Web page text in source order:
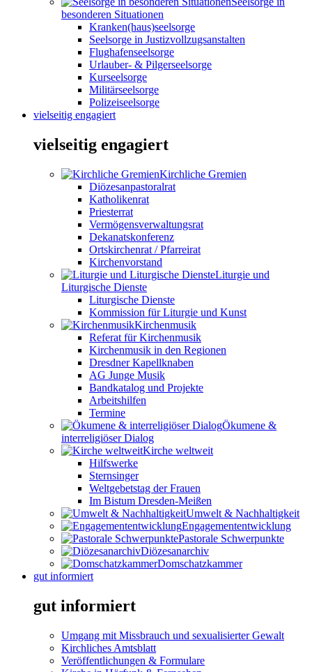
besonderen Situationen
Kranken(haus)seelsorge
Seelsorge in Justizvollzugsanstalten
Flughafenseelsorge
Urlauber- & Pilgerseelsorge
Kurseelsorge
Militärseelsorge
Polizeiseelsorge
vielseitig engagiert
vielseitig engagiert
Kirchliche Gremien
Diözesanpastoralrat
Katholikenrat
Priesterrat
Vermögensverwaltungsrat
Dekanatskonferenz
Ortskirchenrat / Pfarreirat
Kirchenvorstand
Liturgie und
Liturgische Dienste
Liturgische Dienste
Kommission für Liturgie und Kunst
Kirchenmusik
Referat für Kirchenmusik
Kirchenmusik in den Regionen
Dresdner Kapellknaben
AG Junge Musik
Bandkatalog und Projekte
Arbeitshilfen
Termine
Ökumene &
interreligiöser Dialog
Kirche weltweit
Hilfswerke
Sternsinger
Weltgebetstag der Frauen
Im Bistum Dresden-Meißen
Umwelt & Nachhaltigkeit
Engagemententwicklung
Pastorale Schwerpunkte
Diözesanarchiv
Domschatzkammer
gut informiert
gut informiert
Umgang mit Missbrauch und sexualisierter Gewalt
Kirchliches Amtsblatt
Veröffentlichungen & Formulare